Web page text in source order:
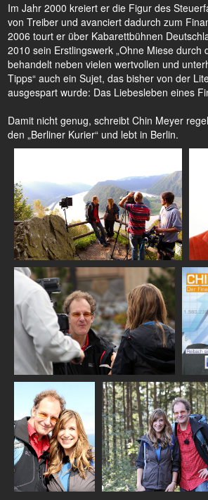
Im Jahr 2000 kreiert er die Figur des
von Treiber und avanciert dadurch zum
2006 tourt er über Kabarettbühnen
2010 sein Erstlingswerk „Ohne Miese durch
behandelt neben vielen wertvollen und
Tipps“ auch ein Sujet, das bisher von der
ausgespart wurde: Das Liebesleben eines
Damit nicht genug, schreibt Chin Meyer
den „Berliner Kurier“ und lebt in Berlin.